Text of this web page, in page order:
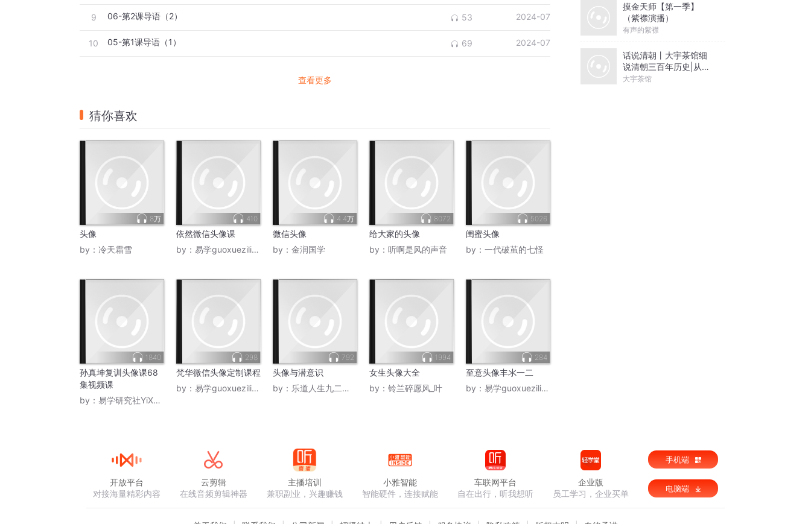
9 06-第2课导语（2） 53 2024-07
10 05-第1课导语（1） 69 2024-07
查看更多
猜你喜欢
8万
头像
by： 冷天霜雪
410
依然微信头像课
by： 易学guoxueziliao88
4.4万
微信头像
by： 金润国学
8072
给大家的头像
by： 听啊是风的声音
5026
闺蜜头像
by： 一代破茧的七怪
1840
孙真坤复训头像课68
集视频课
by： 易学研究社YiXue12213
298
梵华微信头像定制课程
by： 易学guoxueziliao88
792
头像与潜意识
by： 乐道人生九二老师
1994
女生头像大全
by： 铃兰碎愿风_叶
284
至意头像丰氺一二
by： 易学guoxueziliao88
摸金天师【第一季】
（紫襟演播）
有声的紫襟
话说清朝丨大宇茶馆细
说清朝三百年历史|从努
尔哈赤到末代皇帝溥仪|
大宇茶馆
开放平台
对接海量精彩内容
云剪辑
在线音频剪辑神器
主播培训
兼职副业，兴趣赚钱
小雅智能
智能硬件，连接赋能
车联网平台
自在出行，听我想听
企业版
员工学习，企业买单
手机端
电脑端